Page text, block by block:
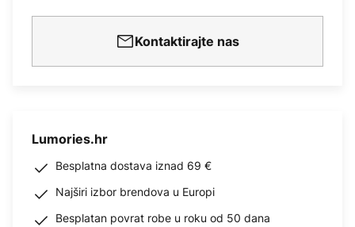
Kontaktirajte nas
Lumories.hr
Besplatna dostava iznad 69 €
Najširi izbor brendova u Europi
Besplatan povrat robe u roku od 50 dana